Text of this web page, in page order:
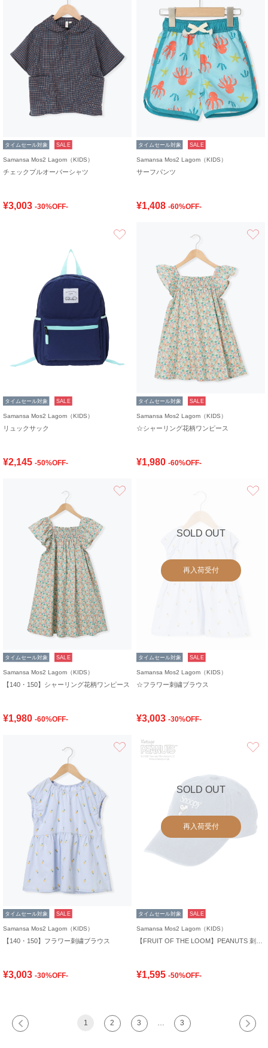
タイムセール対象 SALE
Samansa Mos2 Lagom（KIDS）
チェックプルオーバーシャツ
¥3,003 -30%OFF-
タイムセール対象 SALE
Samansa Mos2 Lagom（KIDS）
サーフパンツ
¥1,408 -60%OFF-
タイムセール対象 SALE
Samansa Mos2 Lagom（KIDS）
リュックサック
¥2,145 -50%OFF-
タイムセール対象 SALE
Samansa Mos2 Lagom（KIDS）
☆シャーリング花柄ワンピース
¥1,980 -60%OFF-
タイムセール対象 SALE
Samansa Mos2 Lagom（KIDS）
【140・150】シャーリング花柄ワンピース
¥1,980 -60%OFF-
SOLD OUT
再入荷受付
タイムセール対象 SALE
Samansa Mos2 Lagom（KIDS）
☆フラワー刺繍ブラウス
¥3,003 -30%OFF-
お気に入り
タイムセール対象 SALE
Samansa Mos2 Lagom（KIDS）
【140・150】フラワー刺繍ブラウス
¥3,003 -30%OFF-
SOLD OUT
再入荷受付
タイムセール対象 SALE
Samansa Mos2 Lagom（KIDS）
¥1,595 -50%OFF-
1 2 3 3